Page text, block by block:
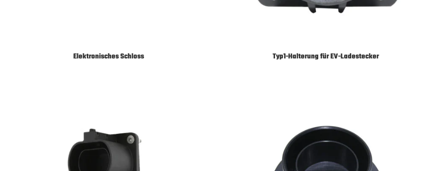
Elektronisches Schloss Typ1-Halterung für EV-Ladestecker